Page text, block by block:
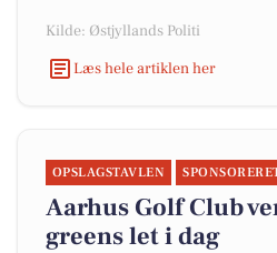
Kilde: Østjyllands Politi
Læs hele artiklen her
OPSLAGSTAVLEN
Aarhus Golf Club
greens let i dag